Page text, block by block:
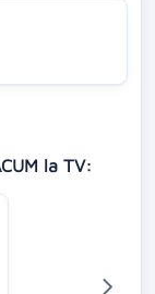
la TV: